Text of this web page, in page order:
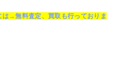
→無料査定、買取も行っておりま